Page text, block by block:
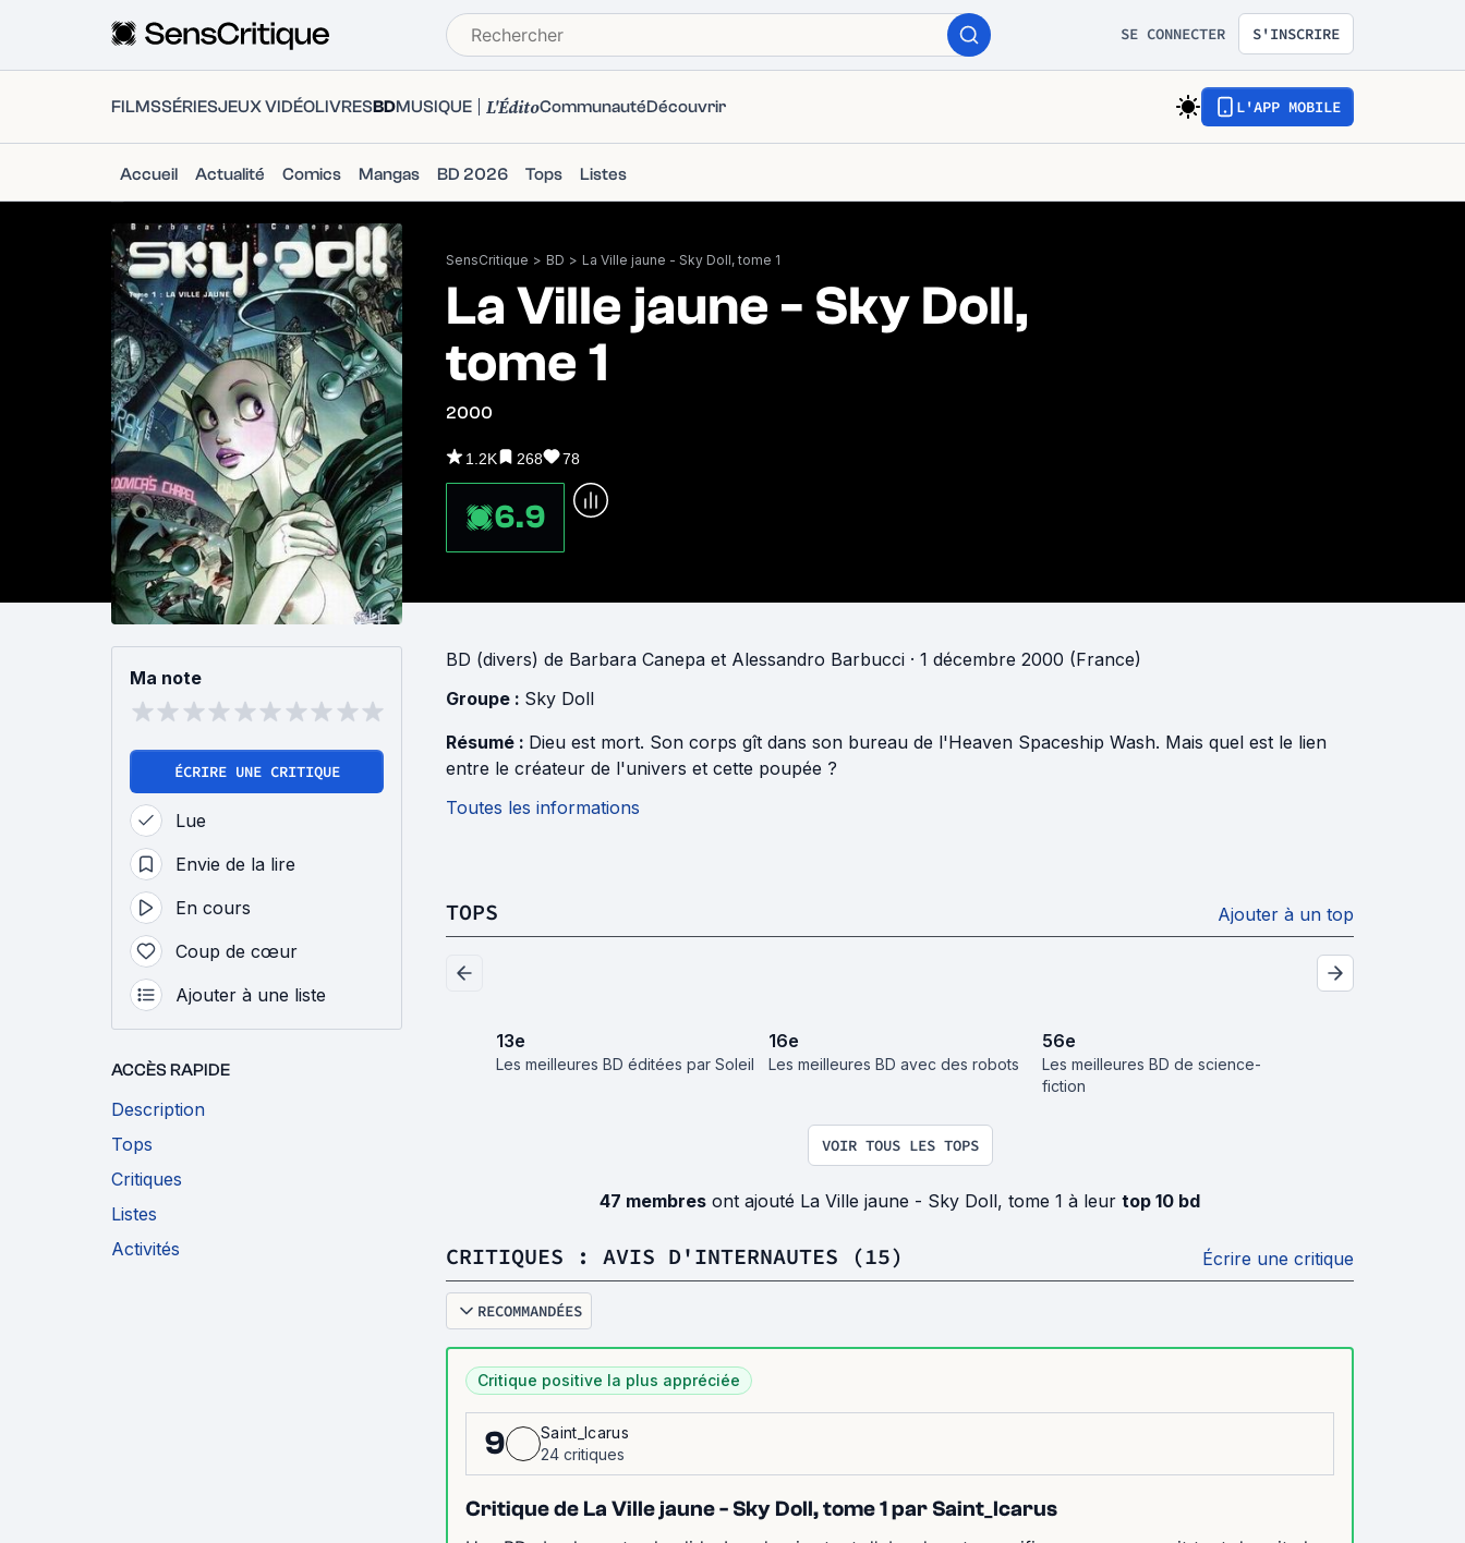
SE CONNECTER S'INSCRIRE
FILMSSÉRIESJEUX VIDÉOLIVRESBDMUSIQUE L'ÉditoCommunautéDécouvrir L'APP MOBILE
Accueil Actualité Comics Mangas BD 2026 Tops Listes
SensCritique > BD > La Ville jaune - Sky Doll, tome 1
La Ville jaune - Sky Doll,
tome 1
2000
1.2K 268 78
6.9
Ma note
ÉCRIRE UNE CRITIQUE
Lue
Envie de la lire
En cours
Coup de cœur
Ajouter à une liste
ACCÈS RAPIDE
Description
Tops
Critiques
Listes
Activités
BD (divers) de Barbara Canepa et Alessandro Barbucci · 1 décembre 2000 (France)
Groupe : Sky Doll
Résumé : Dieu est mort. Son corps gît dans son bureau de l'Heaven Spaceship Wash. Mais quel est le lien
entre le créateur de l'univers et cette poupée ?
Toutes les informations
TOPS Ajouter à un top
13e
Les meilleures BD éditées par Soleil
16e
Les meilleures BD avec des robots
56e
Les meilleures BD de science-
fiction
VOIR TOUS LES TOPS
47 membres ont ajouté La Ville jaune - Sky Doll, tome 1 à leur top 10 bd
CRITIQUES : AVIS D'INTERNAUTES (15) Écrire une critique
RECOMMANDÉES
Critique positive la plus appréciée
9
Saint_Icarus
24 critiques
Critique de La Ville jaune - Sky Doll, tome 1 par Saint_Icarus